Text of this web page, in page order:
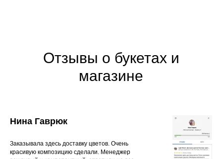
Отзывы о букетах и
магазине
Нина Гаврюк
Заказывала здесь доставку цветов. Очень
красивую композицию сделали. Менеджер